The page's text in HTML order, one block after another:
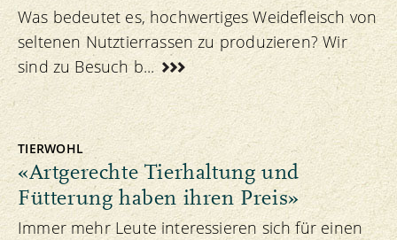
Was bedeutet es, hochwertiges Weidefleisch von
seltenen Nutztierrassen zu produzieren? Wir
sind zu Besuch b...
TIERWOHL
«Artgerechte Tierhaltung und
Fütterung haben ihren Preis»
Immer mehr Leute interessieren sich für einen